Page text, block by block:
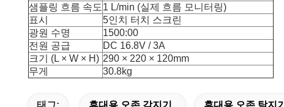
샘플링 흐름 속도 1 L/min (실제 흐름 모니터링)
표시
5인치 터치 스크린
광원 수명
1500:00
전원 공급
DC 16.8V / 3A
크기 (L × W × H) 290 × 220 × 120mm
무게
30.8kg
태그: 휴대용 오존 감지기 휴대용 오존 탐지기